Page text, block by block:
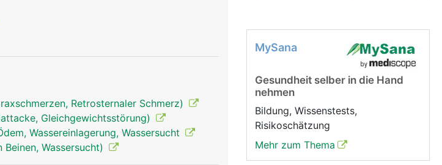
Retrosternaler Schmerz)
Gleichgewichtsstörung)
Wassereinlagerung, Wassersucht
Wassersucht)
MySana
Gesundheit selber in die Hand
nehmen
Bildung, Wissenstests,
Risikoschätzung
Mehr zum Thema